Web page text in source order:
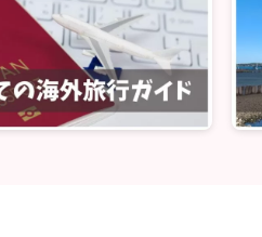
旅行
行
旅行
フランス旅行
イタリア旅行
台湾旅行